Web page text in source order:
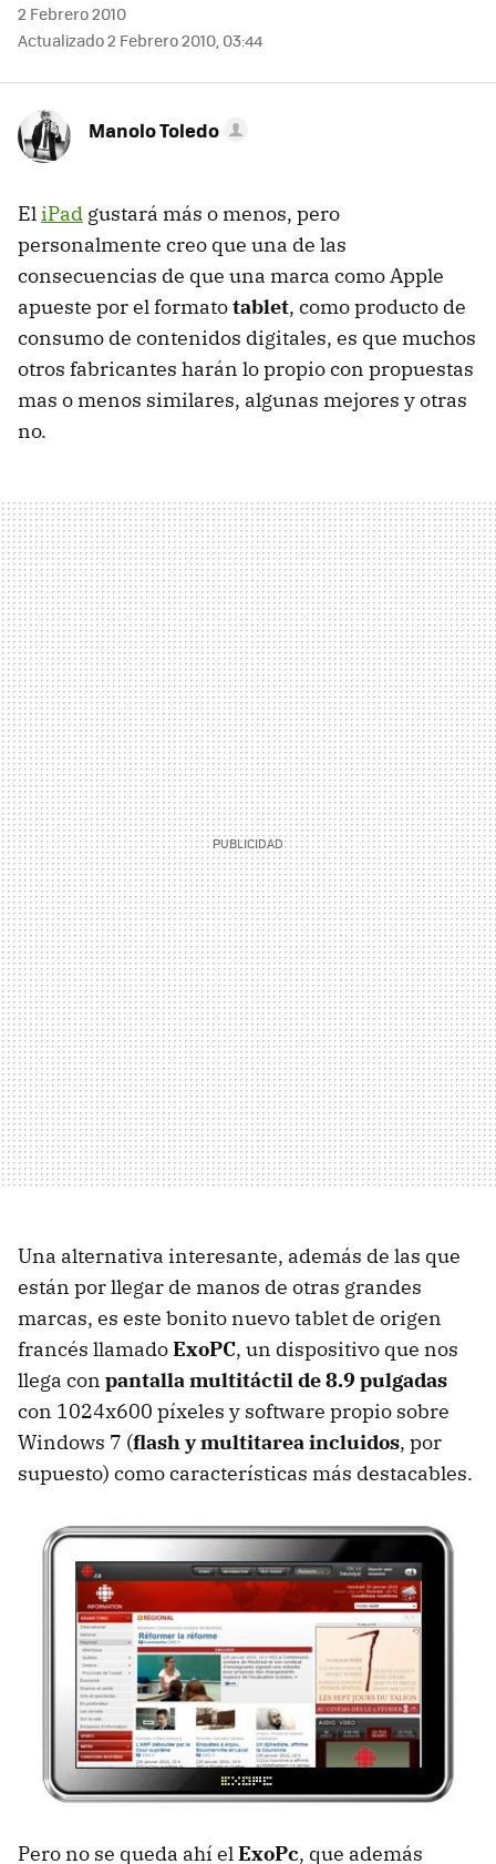
2 Febrero 2010
Actualizado 2 Febrero 2010, 03:44
Manolo Toledo
EliPad gustará más o menos, pero
personalmente creo que una de las
consecuencias de que una marca como Apple
apueste por el formatotablet, como producto de
consumo de contenidos digitales, es que muchos
otros fabricantes harán lo propio con propuestas
mas o menos similares, algunas mejores y otras
no.
Una alternativa interesante, además de las que
están por llegar de manos de otras grandes
marcas, es este bonito nuevo tablet de origen
francés llamadoExoPC, un dispositivo que nos
llega con pantalla multitáctil de 8.9 pulgadas
con 1024x600 píxeles y software propio sobre
Windows 7 (flash y multitarea incluidos, por
supuesto) como características más destacables.
Pero no se queda ahí elExoPc, que además